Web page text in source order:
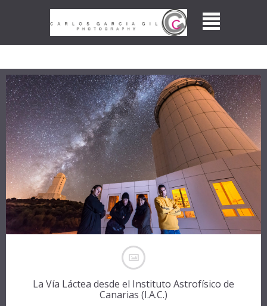
La Vía Láctea desde el Instituto Astrofísico de
Canarias (I.A.C.)